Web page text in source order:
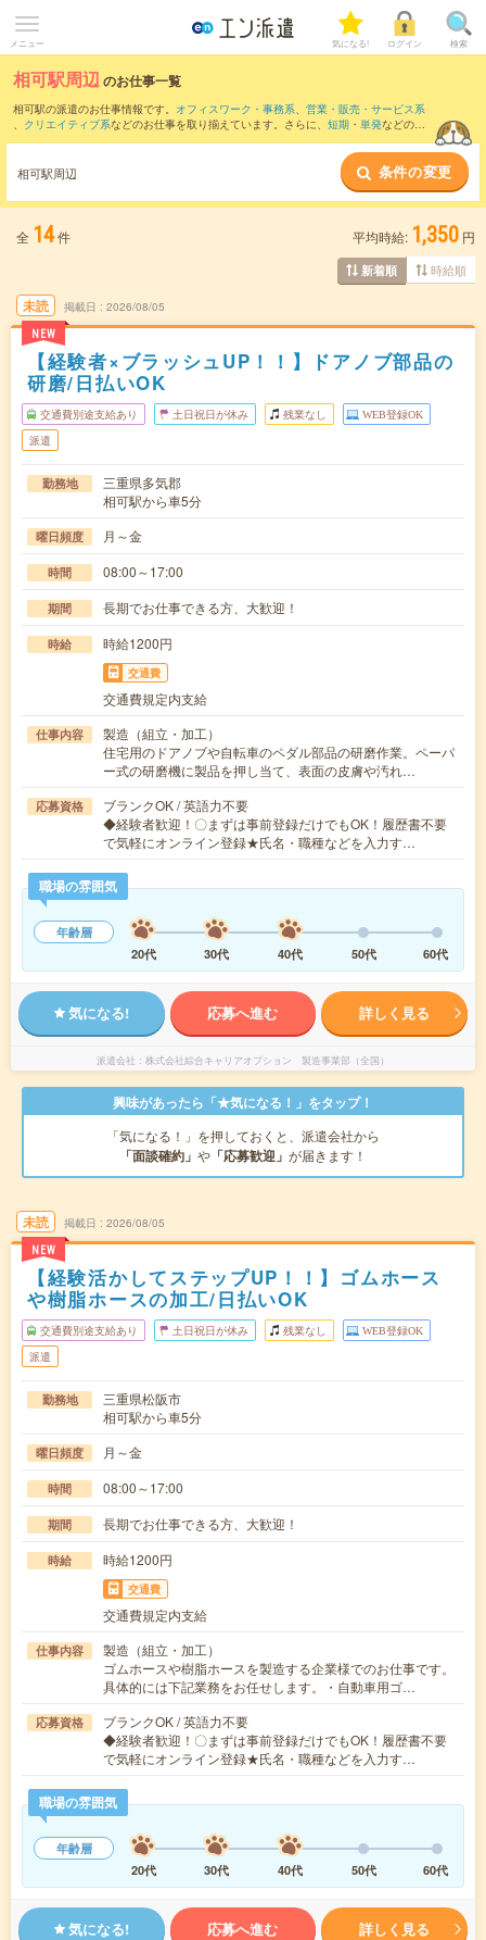
メニュー 気になる! ログイン 検索
相可駅周辺のお仕事一覧
相可駅の派遣のお仕事情報です。 オフィスワーク・事務系、 営業・販売・サービス系
、 クリエイティブ系などのお仕事を取り揃えています。さらに、 短期 ・ 単発などの期
また、松阪駅
など近隣駅のお仕事もご
確認いただけます。
相可駅周辺 条件の変更
全 14件 平均時給: 1,350 円
新着順 時給順
未読
NEW
掲載日 2026/08/05
【経験者×ブラッシュUP！！】ドアノブ部品の
研磨/日払いOK
交通費別途支給あり 土日祝日が休み 残業なし WEB登録OK
派遣
勤務地
三重県多気郡
相可駅から車5分
曜日頻度 月～金
時間 08:00～17:00
期間 長期でお仕事できる方、大歓迎！
時給 時給1200円
交通費
交通費規定内支給
仕事内容
製造（組立・加工）
住宅用のドアノブや自転車のペダル部品の研磨作業。ペーパ
ー式の研磨機に製品を押し当て、表面の皮膚や汚れ…
応募資格
ブランクOK / 英語力不要
◆経験者歓迎！〇まずは事前登録だけでもOK！履歴書不要
で気軽にオンライン登録★氏名・職種などを入力す…
職場の雰囲気
年齢層
20代
30代 40代 50代 60代
気になる! 応募へ進む 詳しく見る
派遣会社 株式会社綜合キャリアオプション 製造事業部（全国）
興味があったら「★気になる！」をタップ！
「気になる！」を押しておくと、派遣会社から
「面談確約」 や 「応募歓迎」 が届きます！
未読
NEW
掲載日 2026/08/05
【経験活かしてステップUP！！】ゴムホース
や樹脂ホースの加工/日払いOK
交通費別途支給あり 土日祝日が休み 残業なし WEB登録OK
派遣
勤務地
三重県松阪市
相可駅から車5分
曜日頻度 月～金
時間 08:00～17:00
期間 長期でお仕事できる方、大歓迎！
時給 時給1200円
交通費
交通費規定内支給
仕事内容
製造（組立・加工）
ゴムホースや樹脂ホースを製造する企業様でのお仕事です。
具体的には下記業務をお任せします。・自動車用ゴ…
応募資格
ブランクOK / 英語力不要
◆経験者歓迎！〇まずは事前登録だけでもOK！履歴書不要
で気軽にオンライン登録★氏名・職種などを入力す…
職場の雰囲気
年齢層
20代
30代 40代 50代 60代
気になる! 応募へ進む 詳しく見る